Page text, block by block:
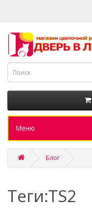
Меню
Блог
Теги:TS2